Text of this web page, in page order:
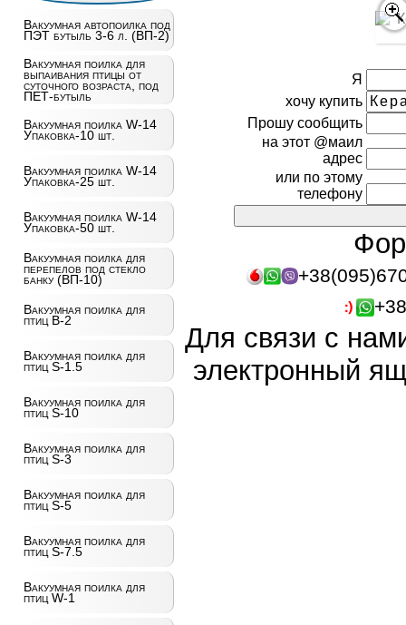
Вакуумная автопоилка под
ПЭТ бутыль 3-6 л. (ВП-2)
Вакуумная поилка для
выпаивания птицы от
суточного возраста, под
ПЕТ-бутыль
Вакуумная поилка W-14
Упаковка-10 шт.
Вакуумная поилка W-14
Упаковка-25 шт.
Вакуумная поилка W-14
Упаковка-50 шт.
Вакуумная поилка для
перепелов под стекло
банку (ВП-10)
Вакуумная поилка для
птиц B-2
Вакуумная поилка для
птиц S-1.5
Вакуумная поилка для
птиц S-10
Вакуумная поилка для
птиц S-3
Вакуумная поилка для
птиц S-5
Вакуумная поилка для
птиц S-7.5
Вакуумная поилка для
птиц W-1
Я
хочу купить
Прошу сообщить
на этот @маил
адрес
или по этому
телефону
Для связи с
электронный